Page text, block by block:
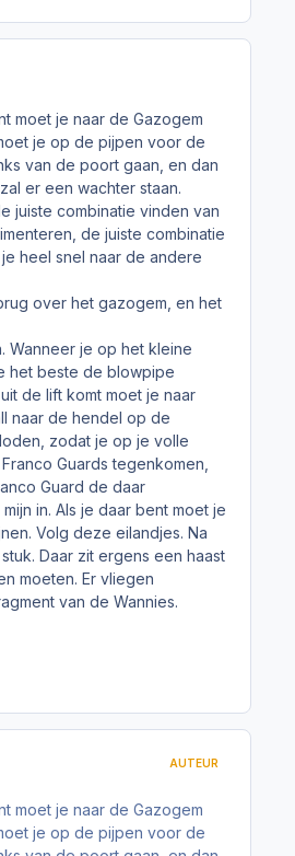
moet je naar de Gazogem
je op de pijpen voor de
van de poort gaan, en dan
er een wachter staan.
juiste combinatie vinden van
de juiste combinatie
heel snel naar de andere
over het gazogem, en het
Wanneer je op het kleine
het beste de blowpipe
de lift komt moet je naar
naar de hendel op de
zodat je op je volle
Guards tegenkomen,
Guard de daar
in. Als je daar bent moet je
Volg deze eilandjes. Na
Daar zit ergens een haast
moeten. Er vliegen
van de Wannies.
AUTEUR
moet je naar de Gazogem
je op de pijpen voor de